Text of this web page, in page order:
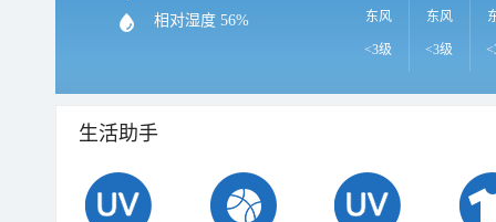
相对湿度 56% 东风
<3级
东风
<3级
生活助手